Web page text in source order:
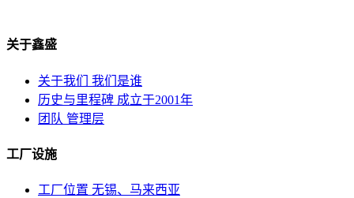
关于鑫盛
关于我们 我们是谁
历史与里程碑 成立于2001年
团队 管理层
工厂设施
工厂位置 无锡、马来西亚